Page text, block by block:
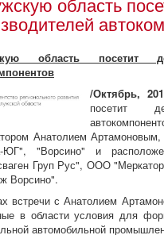
область
область посетит
/Октябрь,
посетит
Анатолием
ЮГ", "Ворсино" и
Груп Рус", ООО
Ворсино".
встречи с Анатолием
в области условия для
автомобильной